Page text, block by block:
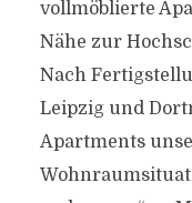
vollmöblierte
Nähe zur
Nach
Leipzig und
Apartments